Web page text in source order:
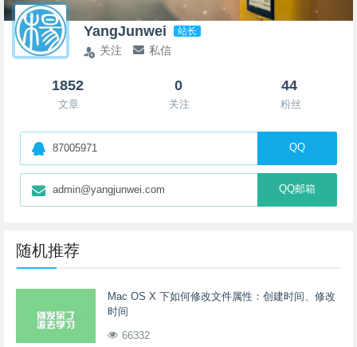
YangJunwei 站长
关注 私信
1852
文章
0
关注
44
粉丝
87005971 QQ
admin@yangjunwei.com QQ邮箱
随机推荐
Mac OS X 下如何修改文件属性：创建时间、修改
时间
66332